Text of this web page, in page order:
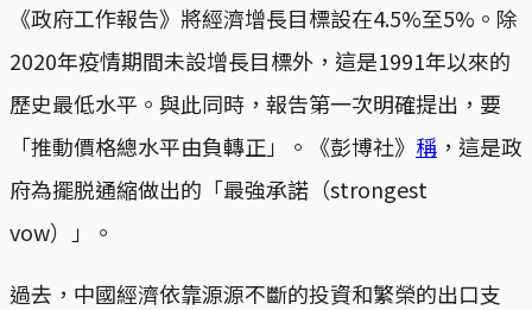
《政府工作報告》將經濟增長目標設在4.5%至5%。除
2020年疫情期間未設增長目標外，這是1991年以來的
歷史最低水平。與此同時，報告第一次明確提出，要
「推動價格總水平由負轉正」。《彭博社》 稱 ，這是政
府為擺脱通縮做出的「最強承諾（strongest
vow）」。
過去，中國經濟依靠源源不斷的投資和繁榮的出口支